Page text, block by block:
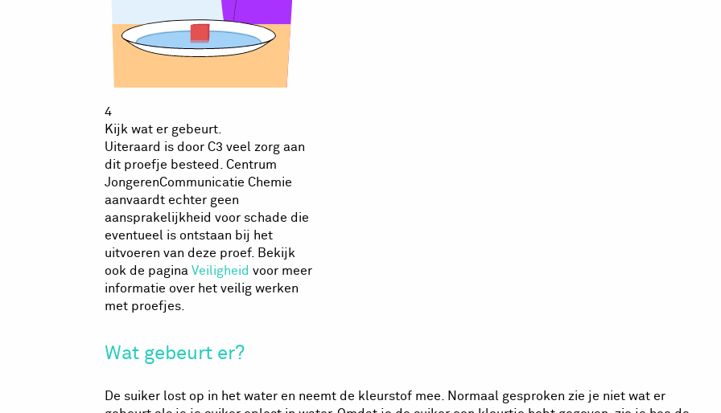
4
Kijk wat er gebeurt.
Uiteraard is door C3 veel zorg aan
dit proefje besteed. Centrum
JongerenCommunicatie Chemie
aanvaardt echter geen
aansprakelijkheid voor schade die
eventueel is ontstaan bij het
uitvoeren van deze proef. Bekijk
ook de pagina Veiligheid voor meer
informatie over het veilig werken
met proefjes.
Wat gebeurt er?
De suiker lost op in het water en neemt de kleurstof mee. Normaal gesproken zie je niet wat er